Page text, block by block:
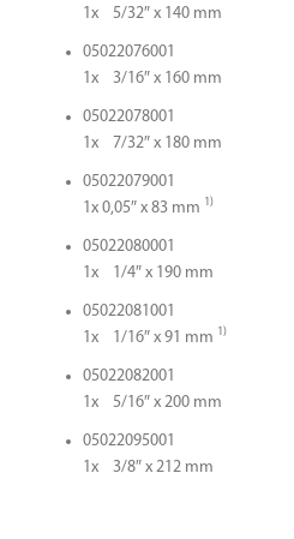
1x 5/32″ x 140 mm
05022076001
1x 3/16″ x 160 mm
05022078001
1x 7/32″ x 180 mm
05022079001
1x 0,05″ x 83 mm 1)
05022080001
1x 1/4″ x 190 mm
05022081001
1x 1/16″ x 91 mm 1)
05022082001
1x 5/16″ x 200 mm
05022095001
1x 3/8″ x 212 mm